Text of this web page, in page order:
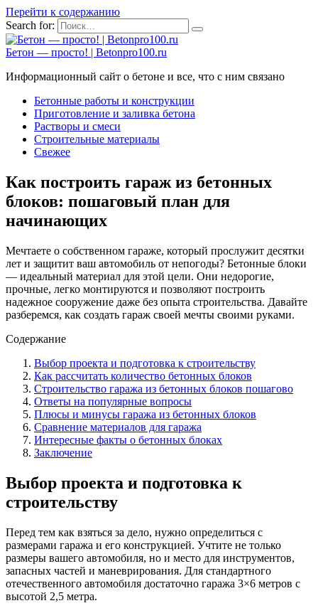
Перейти к содержанию
Search for:
Бетон — просто! | Betonpro100.ru
Информационный сайт о бетоне и все, что с ним связано
Бетонные работы и конструкции
Приготовление и заливка бетона
Растворы и смеси
Строительные материалы
Свежее
Как построить гараж из бетонных
блоков: пошаговый план для
начинающих
Мечтаете о собственном гараже, который прослужит десятки
лет и защитит ваш автомобиль от непогоды? Бетонные блоки
— идеальный материал для этой цели. Они недорогие,
прочные, легко монтируются и позволяют построить
надежное сооружение даже без опыта строительства. Давайте
разберемся, как создать гараж своей мечты своими руками.
Содержание
Выбор проекта и подготовка к строительству
Как рассчитать количество бетонных блоков
Строительство гаража из бетонных блоков пошагово
Ответы на популярные вопросы
Плюсы и минусы гаража из бетонных блоков
Сравнение материалов для гаража
Интересные факты о бетонных блоках
Заключение
Выбор проекта и подготовка к
строительству
Перед тем как взяться за дело, нужно определиться с
размерами гаража и его конструкцией. Учтите не только
размеры вашего автомобиля, но и место для инструментов,
запасных частей и маневрирования. Для стандартного
отечественного автомобиля достаточно гаража 3×6 метров с
высотой 2,5 метра.